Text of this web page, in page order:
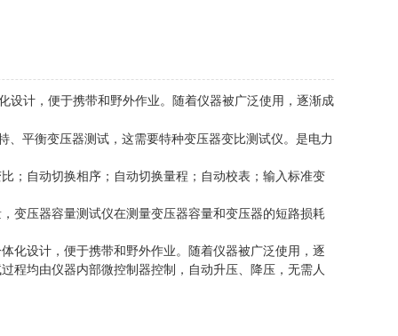
计，便于携带和野外作业。随着仪器被广泛使用，逐渐成
平衡变压器测试，这需要特种变压器变比测试仪。是电力
自动切换相序；自动切换量程；自动校表；输入标准变
压器容量测试仪在测量变压器容量和变压器的短路损耗
设计，便于携带和野外作业。随着仪器被广泛使用，逐
程均由仪器内部微控制器控制，自动升压、降压，无需人